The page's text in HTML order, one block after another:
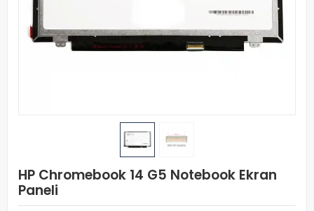
HP Chromebook 14 G5 Notebook Ekran
Paneli